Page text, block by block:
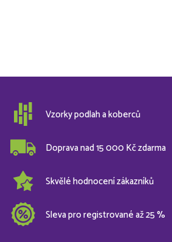
Vzorky podlah a koberců
Doprava nad 15 000 Kč zdarma
Skvělé hodnocení zákazníků
Sleva pro registrované až 25 %